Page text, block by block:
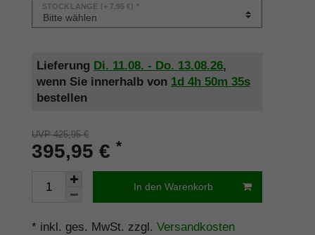
STOCKLÄNGE (+ 7,95 €) *
Lieferung Di. 11.08. - Do. 13.08.26,
wenn Sie innerhalb von 1d 4h 50m 35s
bestellen
UVP 425,95 €
395,95 € *
In den Warenkorb
* inkl. ges. MwSt. zzgl. Versandkosten